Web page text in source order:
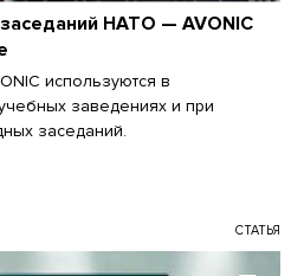
НАТО — AVONIC
используются в
заведениях и при
заседаний.
СТАТЬЯ